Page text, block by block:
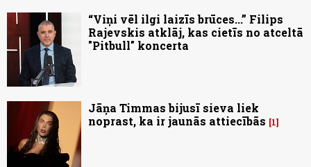
“Viņi vēl ilgi laizīs brūces...” Filips
Rajevskis atklāj, kas cietīs no atceltā
"Pitbull" koncerta
Jāņa Timmas bijusī sieva liek
noprast, ka ir jaunās attiecībās
1